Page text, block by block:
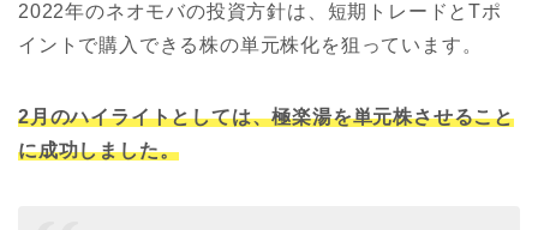
2022年のネオモバの投資方針は、短期トレードとTポ
イントで購入できる株の単元株化を狙っています。
2月のハイライトとしては、極楽湯を単元株させること
に成功しました。